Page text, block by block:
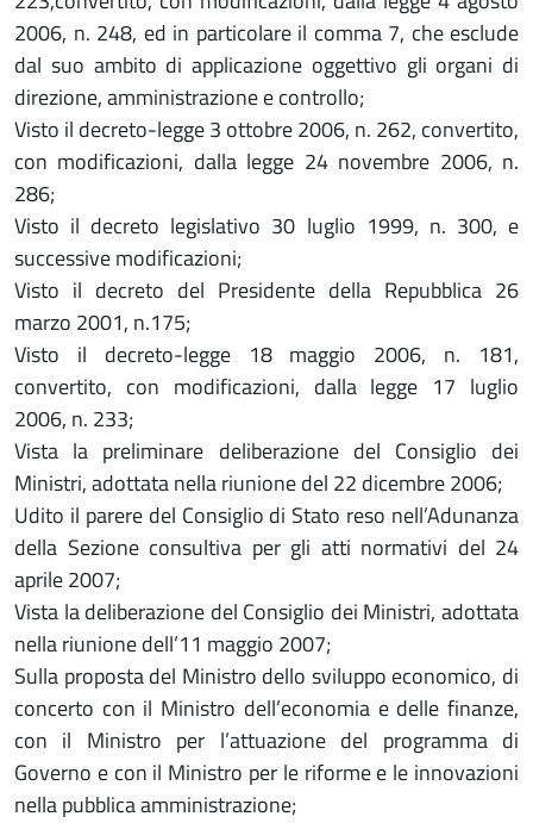
2006, n. 248, ed in particolare il comma 7, che esclude
dal suo ambito di applicazione oggettivo gli organi di
direzione, amministrazione e controllo;
Visto il decreto-legge 3 ottobre 2006, n. 262, convertito,
con modificazioni, dalla legge 24 novembre 2006, n.
286;
Visto il decreto legislativo 30 luglio 1999, n. 300, e
successive modificazioni;
Visto il decreto del Presidente della Repubblica 26
marzo 2001, n.175;
Visto il decreto-legge 18 maggio 2006, n. 181,
convertito, con modificazioni, dalla legge 17 luglio
2006, n. 233;
Vista la preliminare deliberazione del Consiglio dei
Ministri, adottata nella riunione del 22 dicembre 2006;
Udito il parere del Consiglio di Stato reso nell’Adunanza
della Sezione consultiva per gli atti normativi del 24
aprile 2007;
Vista la deliberazione del Consiglio dei Ministri, adottata
nella riunione dell’11 maggio 2007;
Sulla proposta del Ministro dello sviluppo economico, di
concerto con il Ministro dell’economia e delle finanze,
con il Ministro per l’attuazione del programma di
Governo e con il Ministro per le riforme e le innovazioni
nella pubblica amministrazione;